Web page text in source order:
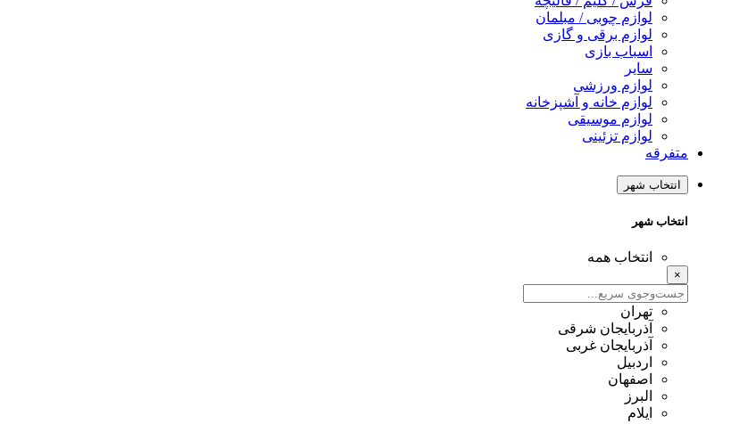
لوازم چوبی / مبلمان
لوازم برقی و گازی
اسباب بازی
سایر
لوازم ورزشی
لوازم خانه و آشپزخانه
لوازم موسیقی
لوازم تزئینی
متفرقه
انتخاب شهر
انتخاب شهر
انتخاب همه
×
تهران
آذربایجان شرقی
آذربایجان غربی
اردبیل
اصفهان
البرز
ایلام